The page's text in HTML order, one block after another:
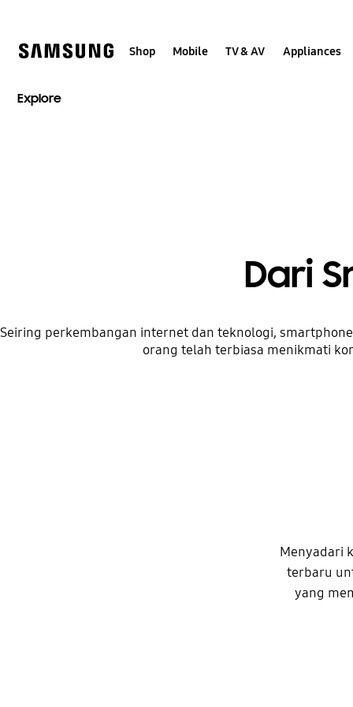
Shop Mobile TV & AV Appliances
Explore
Dari
Seiring perkembangan internet dan teknologi,
orang telah terbiasa menikmati
Menyadari
terbaru
yang